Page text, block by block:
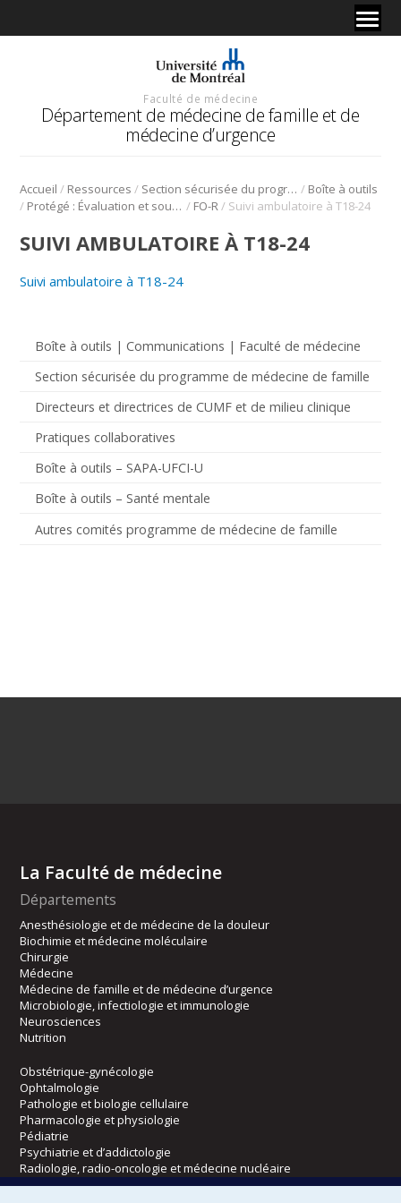
Faculté de médecine
Département de médecine de famille et de
médecine d’urgence
Accueil / Ressources / Section sécurisée du programme de médecine de famille / Boîte à outils
/
Protégé : Évaluation et soutien à la réussite / FO-R/ Suivi ambulatoire à T18-24
Boîte à outils | Communications | Faculté de médecine
Section sécurisée du programme de médecine de famille
Directeurs et directrices de CUMF et de milieu clinique
Pratiques collaboratives
Boîte à outils – SAPA-UFCI-U
Boîte à outils – Santé mentale
Autres comités programme de médecine de famille
SUIVI AMBULATOIRE À T18-24
Suivi ambulatoire à T18-24
La Faculté de médecine
Départements
Anesthésiologie et de médecine de la douleur
Biochimie et médecine moléculaire
Chirurgie
Médecine
Médecine de famille et de médecine d’urgence
Microbiologie, infectiologie et immunologie
Neurosciences
Nutrition
Obstétrique-gynécologie
Ophtalmologie
Pathologie et biologie cellulaire
Pharmacologie et physiologie
Pédiatrie
Psychiatrie et d’addictologie
Radiologie, radio-oncologie et médecine nucléaire